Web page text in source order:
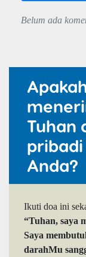
Belum ada
Tuhan
Anda?
Ikuti doa ini
“Tuhan, saya
Saya
darahMu